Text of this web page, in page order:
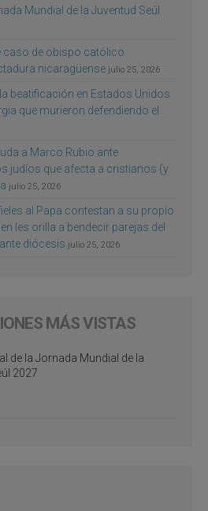
Mundial de la Juventud Seúl
caso de obispo católico
nicaragüense julio 25, 2026
beatificación en Estados Unidos
que murieron defendiendo el
a Marco Rubio ante
judíos que afecta a cristianos (y
julio 25, 2026
al Papa contestan a su propio
les orilla a bendecir parejas del
diócesis julio 25, 2026
MÁS VISTAS
de la Jornada Mundial de la
2027